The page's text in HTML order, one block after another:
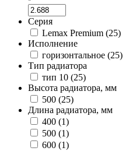
Серия
Lemax Premium (25)
Исполнение
горизонтальное (25)
Тип радиатора
тип 10 (25)
Высота радиатора, мм
500 (25)
Длина радиатора, мм
400 (1)
500 (1)
600 (1)